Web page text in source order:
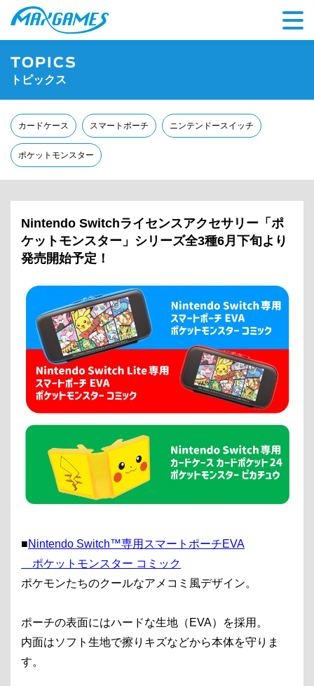
TOPICS
トピックス
カードケース スマートポーチ ニンテンドースイッチ
ポケットモンスター
Nintendo Switchライセンスアクセサリー 「ポ
ケットモンスター」シリーズ全3種6月下旬より
発売開始予定！
■Nintendo Switch™専用スマートポーチEVA
ポケットモンスター コミック
ポケモンたちのクールなアメコミ風デザイン。
ポーチの表面にはハードな生地（EVA）を採用。
内面はソフト生地で擦りキズなどから本体を守りま
す。